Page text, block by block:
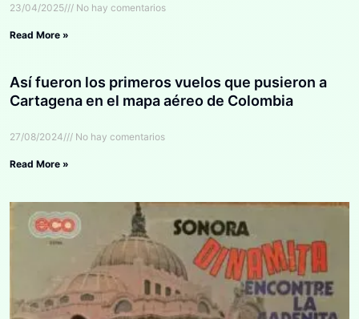
23/04/2025 No hay comentarios
Read More »
Así fueron los primeros vuelos que pusieron a
Cartagena en el mapa aéreo de Colombia
27/08/2024 No hay comentarios
Read More »